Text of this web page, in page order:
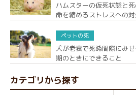
ハムスターの仮死状態と
命を縮めるストレスへの
ペットの死
犬が老衰で死ぬ間際にみ
期のときにできること
カテゴリから探す